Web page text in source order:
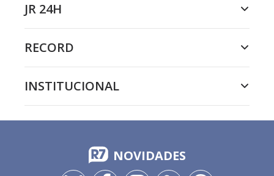
JR 24H
RECORD
INSTITUCIONAL
NOVIDADES